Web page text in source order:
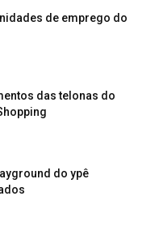
de emprego do
das telonas do
do ypê